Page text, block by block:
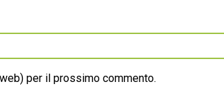
per il prossimo commento.